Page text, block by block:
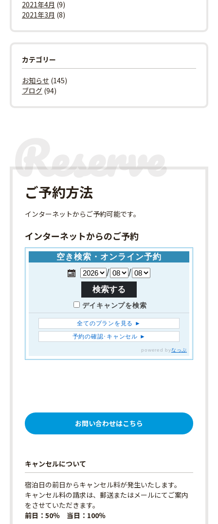
2021年4月 (9)
2021年3月 (8)
カテゴリー
お知らせ (145)
ブログ (94)
ご予約方法
インターネットからご予約可能です。
インターネットからのご予約
お問い合わせはこちら
キャンセルについて
宿泊日の前日からキャンセル料が発生いたします。
キャンセル料の請求は、郵送またはメールにてご案内
をさせていただきます。
前日：50％ 当日：100％